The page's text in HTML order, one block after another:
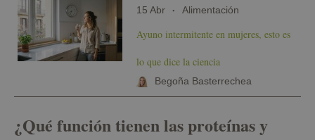
15 Abr Alimentación
Ayuno intermitente en mujeres, esto es
lo que dice la ciencia
Begoña Basterrechea
¿Qué función tienen las proteínas y